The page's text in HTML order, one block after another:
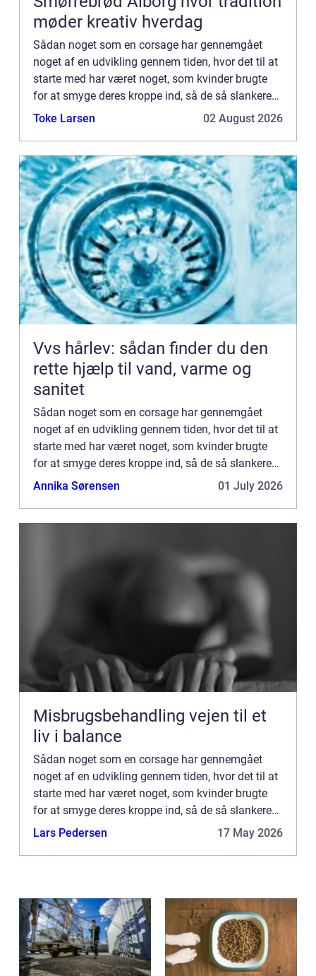
møder kreativ hverdag
Sådan noget som en corsage har gennemgået
noget af en udvikling gennem tiden, hvor det til at
starte med har været noget, som kvinder brugte
for at smyge deres kroppe ind, så de så slankere
ud og kunne have store kjoler ...
Toke Larsen 02 August 2026
Vvs hårlev: sådan finder du den
rette hjælp til vand, varme og
sanitet
Sådan noget som en corsage har gennemgået
noget af en udvikling gennem tiden, hvor det til at
starte med har været noget, som kvinder brugte
for at smyge deres kroppe ind, så de så slankere
ud og kunne have store kjoler ...
Annika Sørensen 01 July 2026
Misbrugsbehandling vejen til et
liv i balance
Sådan noget som en corsage har gennemgået
noget af en udvikling gennem tiden, hvor det til at
starte med har været noget, som kvinder brugte
for at smyge deres kroppe ind, så de så slankere
ud og kunne have store kjoler ...
Lars Pedersen 17 May 2026